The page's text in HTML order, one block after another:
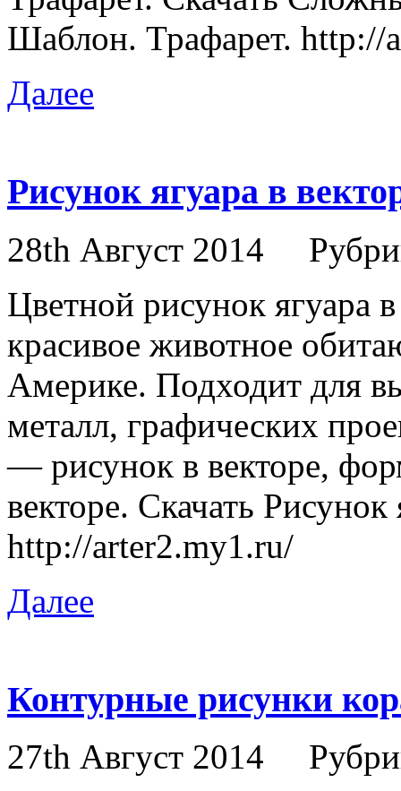
Шаблон. Трафарет.
Далее
Рисунок ягуара в
28th Август 2014
Цветной рисунок ягуара
красивое животное
Америке. Подходит для
металл, графических
— рисунок в векторе,
векторе. Скачать Рисунок
http://arter2.my1.ru/
Далее
Контурные рисунки
27th Август 2014